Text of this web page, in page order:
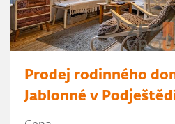
Prodej rodinného
Jablonné v